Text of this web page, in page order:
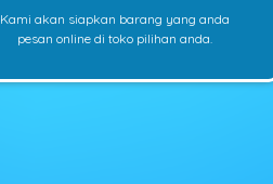
Kami akan siapkan barang yang anda
pesan online di toko pilihan anda.